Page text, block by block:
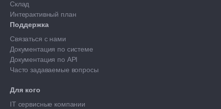
Склад
Интерактивный план
Поддержка
Связаться с нами
Документация по системе
Документация по API
Часто задаваемые вопросы
Для кого
IT сервисные компании